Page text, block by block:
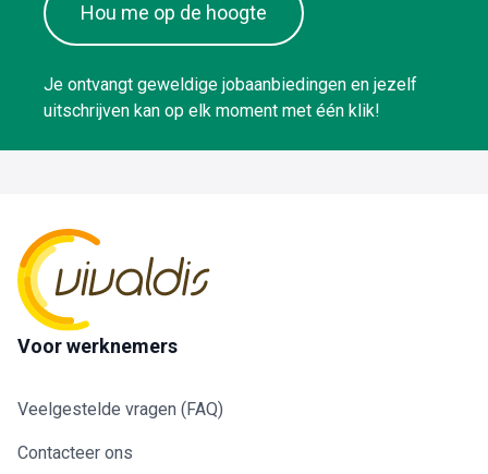
Hou me op de hoogte
Je ontvangt geweldige jobaanbiedingen en jezelf
uitschrijven kan op elk moment met één klik!
Voor werknemers
Veelgestelde vragen (FAQ)
Contacteer ons